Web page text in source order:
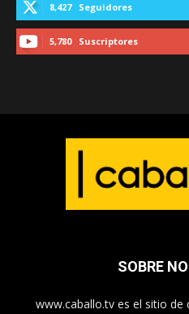
8,427 Seguidores
5,780 Suscriptores
SOBRE
www.caballo.tv es el sitio de